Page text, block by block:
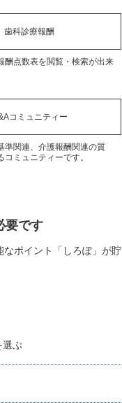
歯科診療報酬
酬点数表を閲覧・検索が出来
コミュニティー
準関連、介護報酬関連の質
コミュニティーです。
要です
ポイント「しろぽ」が貯
選ぶ